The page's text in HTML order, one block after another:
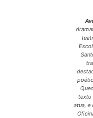
texto
atua, e